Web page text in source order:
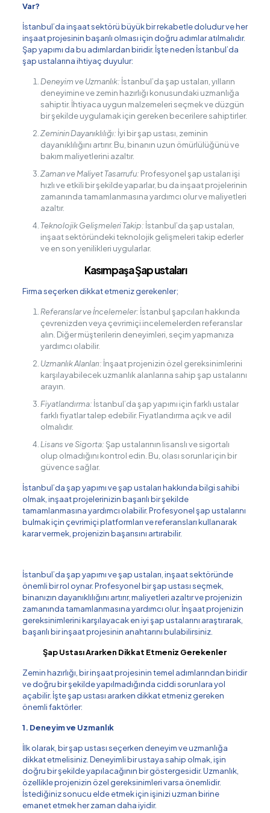
Var?
İstanbul’da inşaat sektörü büyük bir rekabetle doludur ve her
inşaat projesinin başarılı olması için doğru adımlar atılmalıdır.
Şap yapımı da bu adımlardan biridir. İşte neden İstanbul’da
şap ustalarına ihtiyaç duyulur:
Deneyim ve Uzmanlık: İstanbul’da şap ustaları, yılların
deneyimine ve zemin hazırlığı konusundaki uzmanlığa
sahiptir. İhtiyaca uygun malzemeleri seçmek ve düzgün
bir şekilde uygulamak için gereken becerilere sahiptirler.
Zeminin Dayanıklılığı: İyi bir şap ustası, zeminin
dayanıklılığını artırır. Bu, binanın uzun ömürlülüğünü ve
bakım maliyetlerini azaltır.
Zaman ve Maliyet Tasarrufu: Profesyonel şap ustaları işi
hızlı ve etkili bir şekilde yaparlar, bu da inşaat projelerinin
zamanında tamamlanmasına yardımcı olur ve maliyetleri
azaltır.
Teknolojik Gelişmeleri Takip: İstanbul’da şap ustaları,
inşaat sektöründeki teknolojik gelişmeleri takip ederler
ve en son yenilikleri uygularlar.
Kasımpaşa Şap ustaları
Firma seçerken dikkat etmeniz gerekenler;
Referanslar ve İncelemeler: İstanbul şapcıları hakkında
çevrenizden veya çevrimiçi incelemelerden referanslar
alın. Diğer müşterilerin deneyimleri, seçim yapmanıza
yardımcı olabilir.
Uzmanlık Alanları: İnşaat projenizin özel gereksinimlerini
karşılayabilecek uzmanlık alanlarına sahip şap ustalarını
arayın.
Fiyatlandırma: İstanbul’da şap yapımı için farklı ustalar
farklı fiyatlar talep edebilir. Fiyatlandırma açık ve adil
olmalıdır.
Lisans ve Sigorta: Şap ustalarının lisanslı ve sigortalı
olup olmadığını kontrol edin. Bu, olası sorunlar için bir
güvence sağlar.
İstanbul’da şap yapımı ve şap ustaları hakkında bilgi sahibi
olmak, inşaat projelerinizin başarılı bir şekilde
tamamlanmasına yardımcı olabilir. Profesyonel şap ustalarını
bulmak için çevrimiçi platformları ve referansları kullanarak
karar vermek, projenizin başarısını artırabilir.
İstanbul’da şap yapımı ve şap ustaları, inşaat sektöründe
önemli bir rol oynar. Profesyonel bir şap ustası seçmek,
binanızın dayanıklılığını artırır, maliyetleri azaltır ve projenizin
zamanında tamamlanmasına yardımcı olur. İnşaat projenizin
gereksinimlerini karşılayacak en iyi şap ustalarını araştırarak,
başarılı bir inşaat projesinin anahtarını bulabilirsiniz.
Şap Ustası Ararken Dikkat Etmeniz Gerekenler
Zemin hazırlığı, bir inşaat projesinin temel adımlarından biridir
ve doğru bir şekilde yapılmadığında ciddi sorunlara yol
açabilir. İşte şap ustası ararken dikkat etmeniz gereken
önemli faktörler:
1. Deneyim ve Uzmanlık
İlk olarak, bir şap ustası seçerken deneyim ve uzmanlığa
dikkat etmelisiniz. Deneyimli bir ustaya sahip olmak, işin
doğru bir şekilde yapılacağının bir göstergesidir. Uzmanlık,
özellikle projenizin özel gereksinimleri varsa önemlidir.
İstediğiniz sonucu elde etmek için işinizi uzman birine
emanet etmek her zaman daha iyidir.